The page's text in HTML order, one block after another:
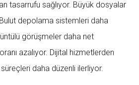
tasarrufu sağlıyor. Büyük dosyalar
depolama sistemleri daha
görüşmeler daha net
azalıyor. Dijital hizmetlerden
daha düzenli ilerliyor.